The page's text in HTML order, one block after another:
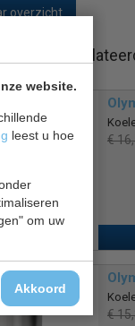
website.
leest u hoe
om uw
Akkoord
overzicht
€
€